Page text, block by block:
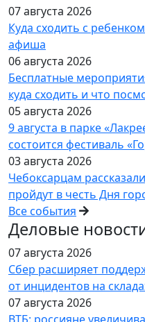
07 августа 2026
Куда сходить с
афиша
06 августа 2026
Бесплатные
куда сходить и что
05 августа 2026
9 августа в парке
состоится фестиваль
03 августа 2026
Чебоксарцам
пройдут в честь Дня
Все события
Деловые
07 августа 2026
Сбер расширяет
от инцидентов на
07 августа 2026